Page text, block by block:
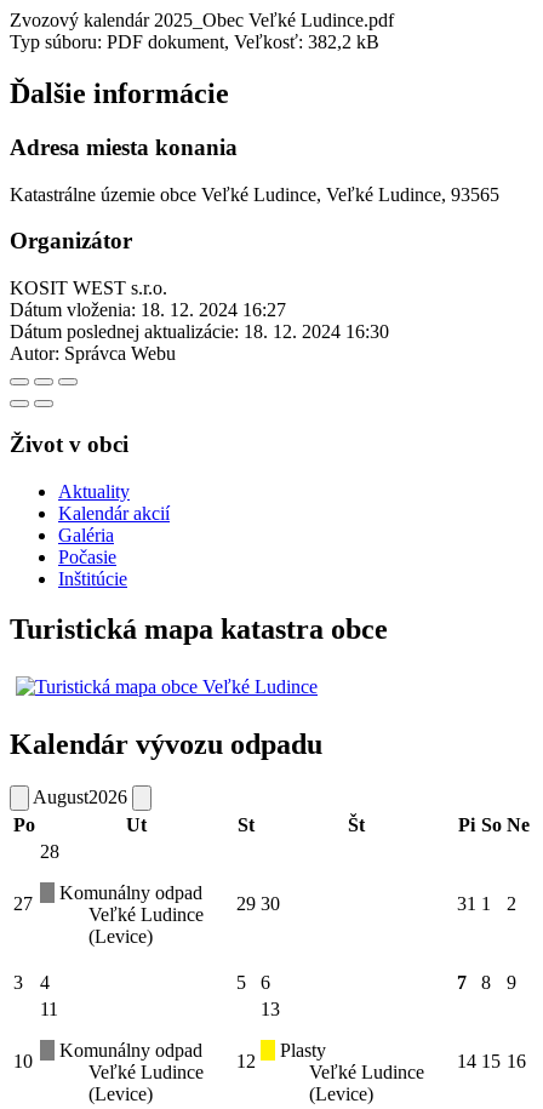
Zvozový kalendár 2025_Obec Veľké Ludince.pdf
Typ súboru: PDF dokument, Veľkosť: 382,2 kB
Ďalšie informácie
Adresa miesta konania
Katastrálne územie obce Veľké Ludince, Veľké Ludince, 93565
Organizátor
KOSIT WEST s.r.o.
Dátum vloženia: 18. 12. 2024 16:27
Dátum poslednej aktualizácie: 18. 12. 2024 16:30
Autor: Správca Webu
Život v obci
Aktuality
Kalendár akcií
Galéria
Počasie
Inštitúcie
Turistická mapa katastra obce
Kalendár vývozu odpadu
August2026
Po
Ut St Št Pi So Ne
27
28
Komunálny odpad
Veľké Ludince
(Levice)
29 30 31 1 2
3 4 5 6 7 8 9
10
11
Komunálny odpad
Veľké Ludince
(Levice)
12
13
Plasty
Veľké Ludince
(Levice)
14 15 16